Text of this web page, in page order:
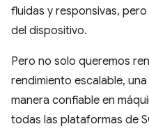
fluidas y responsivas,
del dispositivo.
Pero no solo queremos
rendimiento escalable,
manera confiable en
todas las plataformas de